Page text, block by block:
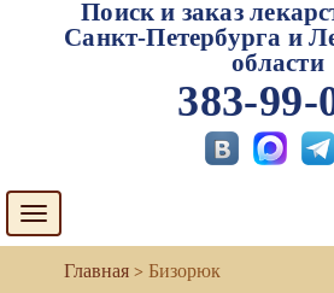
Поиск и заказ
Санкт-Петербурга и
области
383-99-
Toggle
navigation
Бизорюк